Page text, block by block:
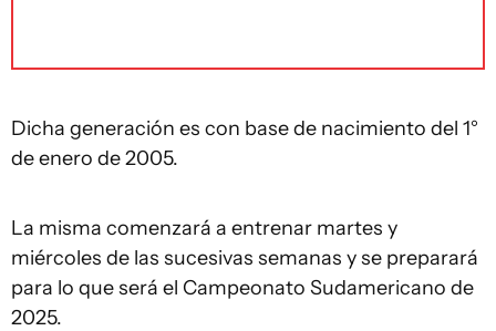
Dicha generación es con base de nacimiento del 1°
de enero de 2005.
La misma comenzará a entrenar martes y
miércoles de las sucesivas semanas y se preparará
para lo que será el Campeonato Sudamericano de
2025.